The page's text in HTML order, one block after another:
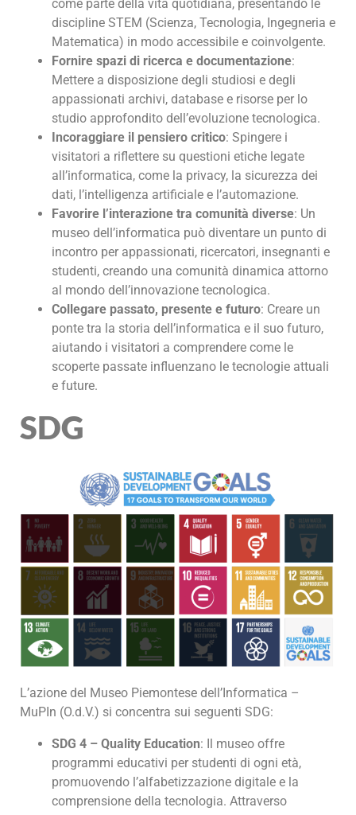
come parte della vita quotidiana, presentando le
discipline STEM (Scienza, Tecnologia, Ingegneria e
Matematica) in modo accessibile e coinvolgente.
Fornire spazi di ricerca e documentazione:
Mettere a disposizione degli studiosi e degli
appassionati archivi, database e risorse per lo
studio approfondito dell’evoluzione tecnologica.
Incoraggiare il pensiero critico: Spingere i
visitatori a riflettere su questioni etiche legate
all’informatica, come la privacy, la sicurezza dei
dati, l’intelligenza artificiale e l’automazione.
Favorire l’interazione tra comunità diverse: Un
museo dell’informatica può diventare un punto di
incontro per appassionati, ricercatori, insegnanti e
studenti, creando una comunità dinamica attorno
al mondo dell’innovazione tecnologica.
Collegare passato, presente e futuro: Creare un
ponte tra la storia dell’informatica e il suo futuro,
aiutando i visitatori a comprendere come le
scoperte passate influenzano le tecnologie attuali
e future.
SDG
L’azione del Museo Piemontese dell’Informatica –
MuPIn (O.d.V.) si concentra sui seguenti SDG:
SDG 4 – Quality Education: Il museo offre
programmi educativi per studenti di ogni età,
promuovendo l’alfabetizzazione digitale e la
comprensione della tecnologia. Attraverso